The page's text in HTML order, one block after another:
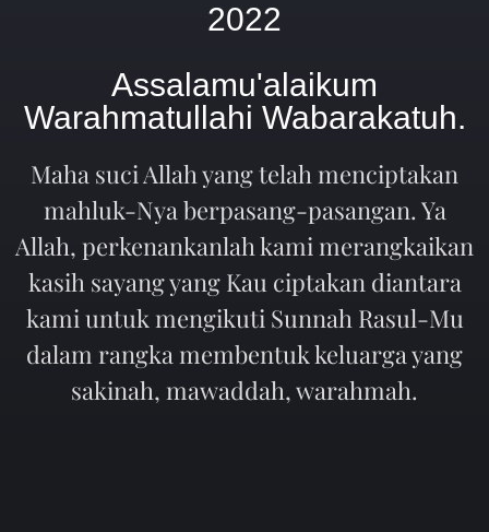
2022
Assalamu'alaikum
Warahmatullahi Wabarakatuh.
Maha suci Allah yang telah menciptakan
mahluk-Nya berpasang-pasangan. Ya
Allah, perkenankanlah kami merangkaikan
kasih sayang yang Kau ciptakan diantara
kami untuk mengikuti Sunnah Rasul-Mu
dalam rangka membentuk keluarga yang
sakinah, mawaddah, warahmah.